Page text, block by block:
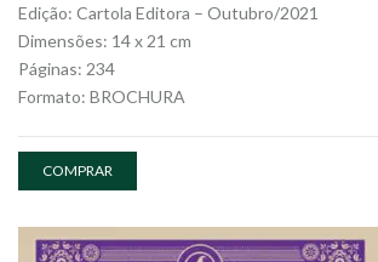
Edição: Cartola Editora – Outubro/2021
Dimensões: 14 x 21 cm
Páginas: 234
Formato: BROCHURA
COMPRAR